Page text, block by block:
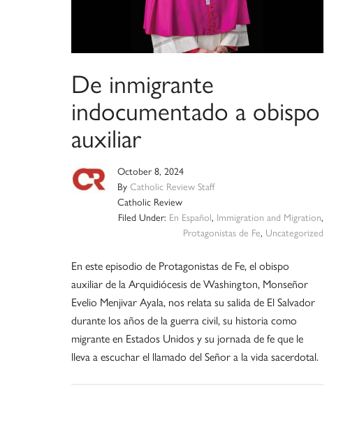
De inmigrante
indocumentado a obispo
auxiliar
October 8, 2024
By Catholic Review Staff
Catholic Review
Filed Under: En Español, Immigration and Migration,
Protagonistas de Fe, Uncategorized
En este episodio de Protagonistas de Fe, el obispo
auxiliar de la Arquidiócesis de Washington, Monseñor
Evelio Menjivar Ayala, nos relata su salida de El Salvador
durante los años de la guerra civil, su historia como
migrante en Estados Unidos y su jornada de fe que le
lleva a escuchar el llamado del Señor a la vida sacerdotal.